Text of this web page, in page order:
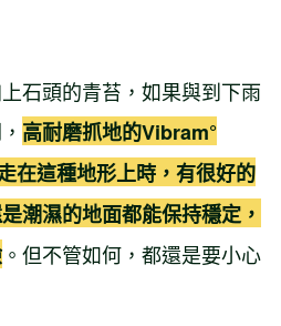
石頭的青苔，如果與到下雨
高耐磨抓地的Vibram°
在這種地形上時，有很好的
潮濕的地面都能保持穩定，
。但不管如何，都還是要小心